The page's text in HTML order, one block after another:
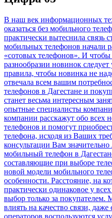
В наш век информационных
оказаться без мобильного
практически вытеснила связь
мобильных телефонов начали
«сотовых телефонов». И чтобы
разнообразии новинок
правила, чтобы новинка не
отвечала всем вашим
телефонов в Дагестане и
станет весьма интересным
опытные специалисты
компании расскажут обо всех
телефонов и помогут
телефона, исходя из Ваших
консультации Вам
мобильный телефон в
составляющие при выборе
новой модели мобильного
особенности. Расстояние, на
практически одинаковое у
выбор только за покупателем.
влиять на качество связи,